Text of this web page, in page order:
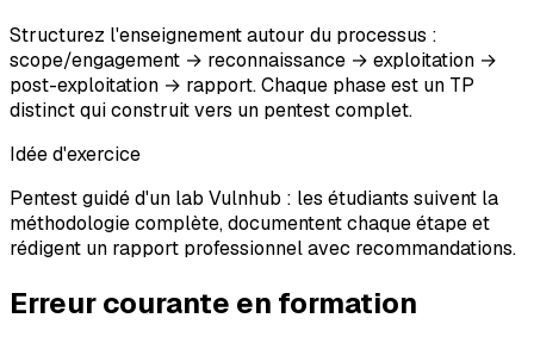
Structurez l'enseignement autour du processus :
scope/engagement → reconnaissance → exploitation →
post-exploitation → rapport. Chaque phase est un TP
distinct qui construit vers un pentest complet.
Idée d'exercice
Pentest guidé d'un lab Vulnhub : les étudiants suivent la
méthodologie complète, documentent chaque étape et
rédigent un rapport professionnel avec recommandations.
Erreur courante en formation